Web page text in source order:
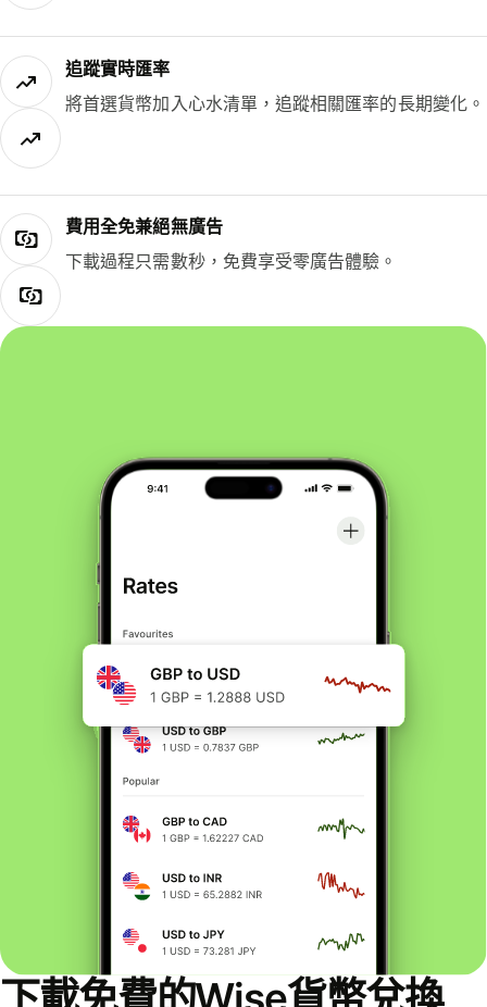
追蹤實時匯率
將首選貨幣加入心水清單，追蹤相關匯率的長期變化。
費用全免兼絕無廣告
下載過程只需數秒，免費享受零廣告體驗。